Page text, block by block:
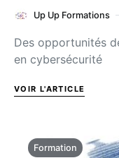
Up Up Formations
Des opportunités
en cybersécurité
VOIR L'ARTICLE
Formation